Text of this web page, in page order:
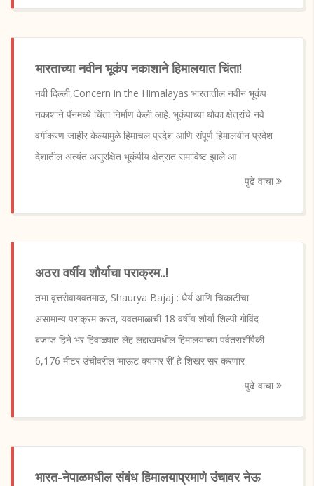
भारताच्या नवीन भूकंप नकाशाने हिमालयात चिंता!
नवी दिल्ली,Concern in the Himalayas भारतातील नवीन भूकंप
नकाशाने पॅनमध्ये चिंता निर्माण केली आहे. भूकंपाच्या धोका क्षेत्रांचे नवे
वर्गीकरण जाहीर केल्यामुळे हिमाचल प्रदेश आणि संपूर्ण हिमालयीन प्रदेश
देशातील अत्यंत असुरक्षित भूकंपीय क्षेत्रात समाविष्ट झाले आ
पुढे वाचा
अठरा वर्षीय शौर्याचा पराक्रम..!
तभा वृत्तसेवायवतमाळ, Shaurya Bajaj : धैर्य आणि चिकाटीचा
असामान्य पराक्रम करत, यवतमाळाची 18 वर्षीय शौर्या शिल्पी गोविंद
बजाज हिने भर हिवाळ्यात लेह लद्दाखमधील हिमालयाच्या पर्वतराशींपैकी
6,176 मीटर उंचीवरील ‘माऊंट क्यागर री’ हे शिखर सर करणार
पुढे वाचा
भारत-नेपाळमधील संबंध हिमालयाप्रमाणे उंचावर नेऊ